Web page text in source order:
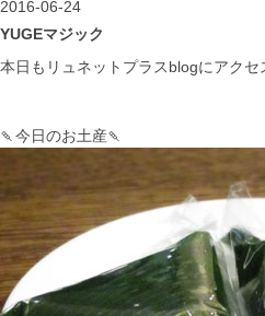
2016-06-24
YUGEマジック
本日もリュネットプラスblogにアクセ
🍡今日のお土産🍡